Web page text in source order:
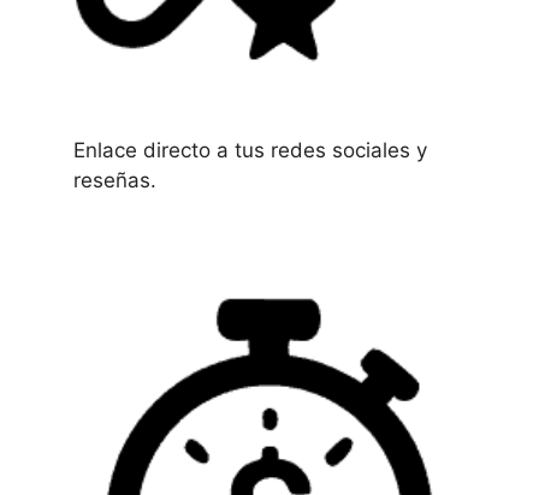
Enlace directo a tus redes sociales y
reseñas.